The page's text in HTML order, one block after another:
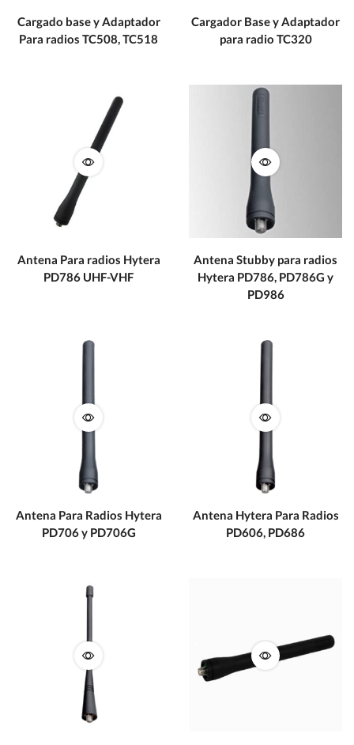
Cargado base y Adaptador
Para radios TC508, TC518
Cargador Base y Adaptador
para radio TC320
Antena Para radios Hytera
PD786 UHF-VHF
Antena Stubby para radios
Hytera PD786, PD786G y
PD986
Antena Para Radios Hytera
PD706 y PD706G
Antena Hytera Para Radios
PD606, PD686